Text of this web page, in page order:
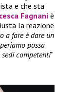
e che sta
Fagnaniè
la reazione
a fare è dare un
possa
competenti”